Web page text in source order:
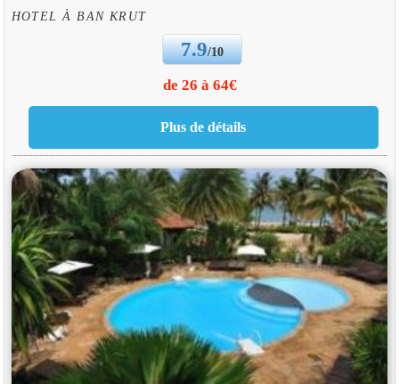
HOTEL À BAN KRUT
7.9/10
de 26 à 64€